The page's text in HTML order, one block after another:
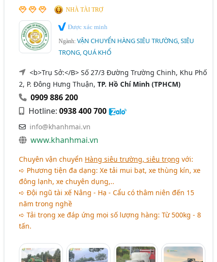
NHÀ TÀI TRỢ
Được xác minh
Ngành:VẬN CHUYỂN HÀNG SIÊU TRƯỜNG, SIÊU
TRỌNG, QUÁ KHỔ
<b>Trụ Sở:</B> Số 27/3 Đường Trường Chinh, Khu Phố
2, P. Đông Hưng Thuận,TP. Hồ Chí Minh (TPHCM)
0909 886 200
Hotline:0938 400 700
info@khanhmai.vn
www.khanhmai.vn
Chuyên vận chuyển Hàng siêu trường, siêu trọng với:
➪ Phương tiện đa dạng: Xe tải mui bạt, xe thùng kín, xe
đông lạnh, xe chuyên dụng,..
➪ Đội ngũ tài xế Nâng - Hạ - Cẩu có thâm niên đến 15
năm trong nghề
➪ Tải trọng xe đáp ứng mọi số lượng hàng: Từ 500kg - 8
tấn.